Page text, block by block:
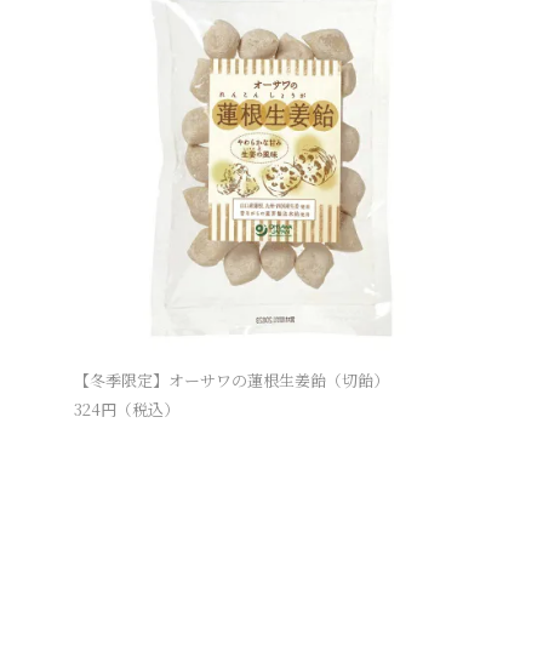
【冬季限定】オーサワの蓮根生姜飴（切飴）
324円（税込）